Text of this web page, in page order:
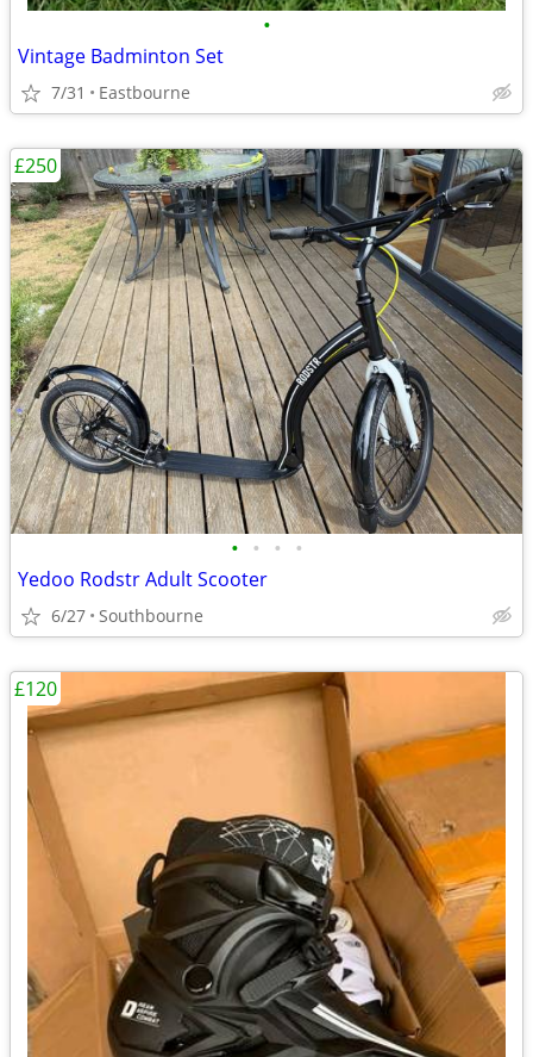
•
Vintage Badminton Set
7/31 Eastbourne
• • • •
Yedoo Rodstr Adult Scooter
6/27 Southbourne
£250
£120